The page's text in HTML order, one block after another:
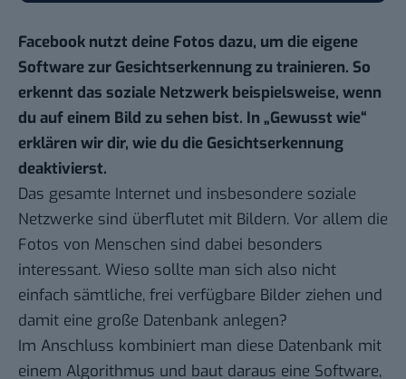
Facebook nutzt deine Fotos dazu, um die eigene
Software zur Gesichtserkennung zu trainieren. So
erkennt das soziale Netzwerk beispielsweise, wenn
du auf einem Bild zu sehen bist. In „Gewusst wie“
erklären wir dir, wie du die Gesichtserkennung
deaktivierst.
Das gesamte Internet und insbesondere soziale
Netzwerke sind überflutet mit Bildern. Vor allem die
Fotos von Menschen sind dabei besonders
interessant. Wieso sollte man sich also nicht
einfach sämtliche, frei verfügbare Bilder ziehen und
damit eine große Datenbank anlegen?
Im Anschluss kombiniert man diese Datenbank mit
einem Algorithmus und baut daraus eine Software,